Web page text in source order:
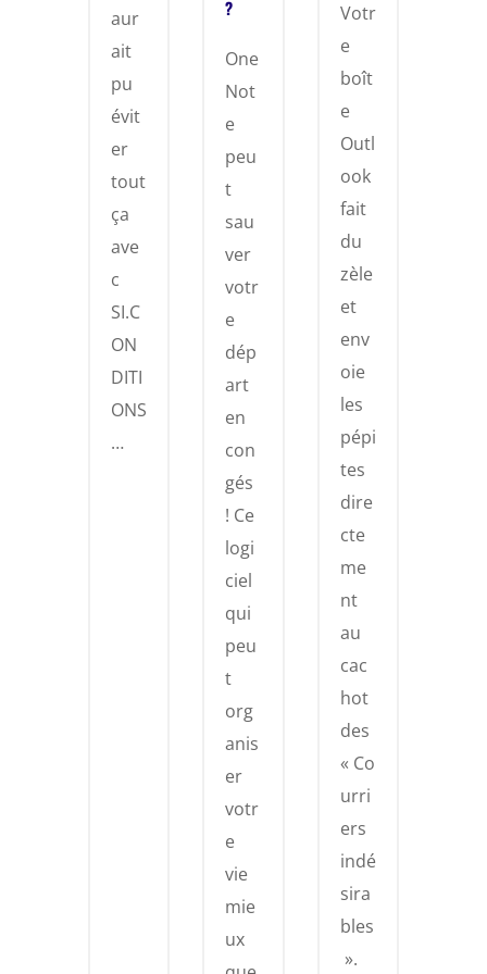
aur
ait
pu
évit
er
tout
ça
ave
c
SI.C
ON
DITI
ONS
…
?
One
Not
e
peu
t
sau
ver
votr
e
dép
art
en
con
gés
! Ce
logi
ciel
qui
peu
t
org
anis
er
votr
e
vie
mie
ux
Votr
e
boît
e
Outl
ook
fait
du
zèle
et
env
oie
les
pépi
tes
dire
cte
me
nt
au
cac
hot
des
« Co
urri
ers
indé
sira
bles
».